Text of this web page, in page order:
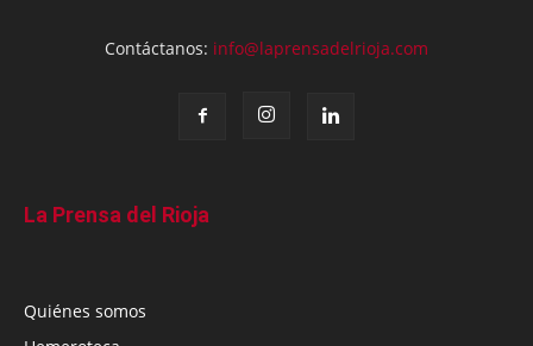
Contáctanos: info@laprensadelrioja.com
La Prensa del Rioja
Quiénes somos